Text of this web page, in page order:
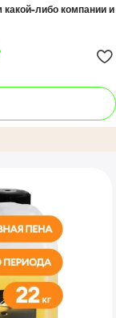
либо компании и
пена «Active